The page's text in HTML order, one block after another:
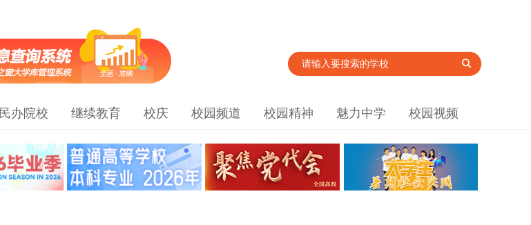
民办院校 继续教育 校庆 校园频道 校园精神 魅力中学 校园视频